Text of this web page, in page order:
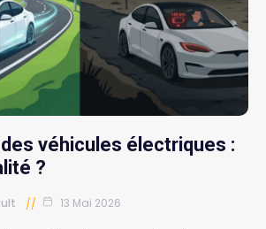
véhicules électriques :
?
13 Mai 2026